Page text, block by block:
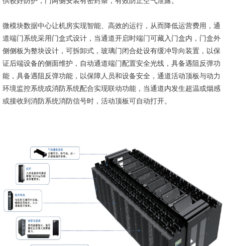
微模块数据中心让机房实现智能、高效的运行，从而降低运营费用，通
道端门系统采用门盒式设计，当通道开启时端门可藏入门盒内，门盒外
侧侧板为整块设计，可拆卸式，玻璃门闭合处设有缓冲导向装置，以保
证后端设备的侧面维护，自动通道端门配置安全光线，具备遇阻反弹功
能，具备遇阻反弹功能，以保障人员和设备安全，通道活动顶板与动力
环境监控系统或消防系统配合实现联动功能，当通道内发生超温或烟感
或接收到消防系统消防信号时，活动顶板可自动打开。